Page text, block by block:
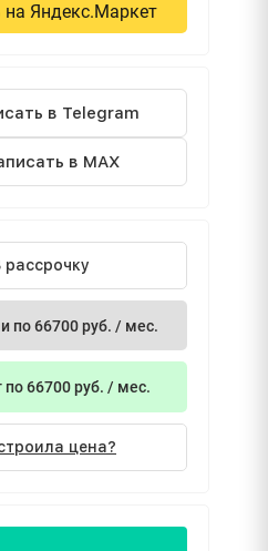
на Яндекс.Маркет
в Telegram
в MAX
рассрочку
по 66700 руб. / мес.
по 66700 руб. / мес.
цена?